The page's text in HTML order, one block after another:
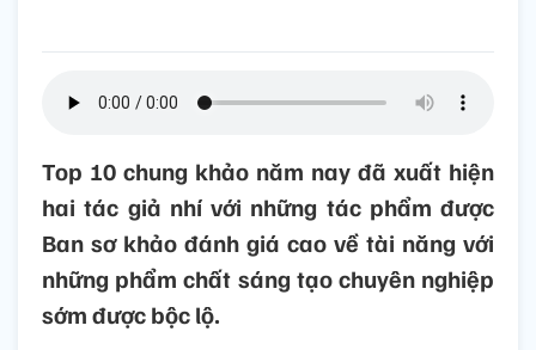
Top 10 chung khảo năm nay đã xuất hiện
hai tác giả nhí với những tác phẩm được
Ban sơ khảo đánh giá cao về tài năng với
những phẩm chất sáng tạo chuyên nghiệp
sớm được bộc lộ.